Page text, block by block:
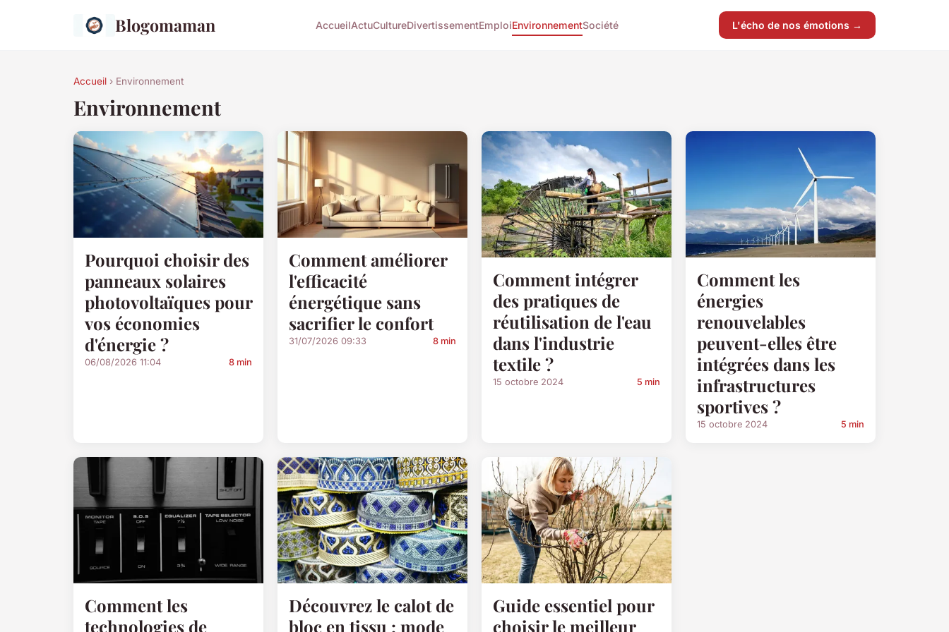
Blogomaman AccueilActuCultureDivertissementEmploiEnvironnementSociété L'écho de nos émotions →
Accueil › Environnement
Environnement
Pourquoi choisir des
panneaux solaires
photovoltaïques pour
vos économies
d'énergie ?
06/08/2026 11:04 8 min
Comment améliorer
l'efficacité
énergétique sans
sacrifier le confort
31/07/2026 09:33 8 min
Comment intégrer
des pratiques de
réutilisation de l'eau
dans l'industrie
textile ?
15 octobre 2024 5 min
Comment les
énergies
renouvelables
peuvent-elles être
intégrées dans les
infrastructures
sportives ?
15 octobre 2024 5 min
Comment les
technologies de
Découvrez le calot de
bloc en tissu : mode
Guide essentiel pour
choisir le meilleur